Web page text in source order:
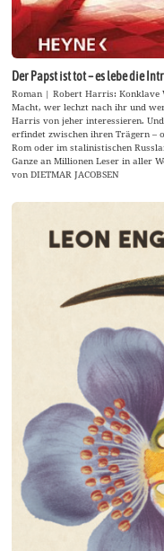
Der Papst ist tot – es lebe die
Roman | Robert Harris: Konklave
Macht, wer lechzt nach ihr und
Harris von jeher interessieren.
erfindet zwischen ihren Trägern –
Rom oder im stalinistischen
Ganze an Millionen Leser in aller
von DIETMAR JACOBSEN